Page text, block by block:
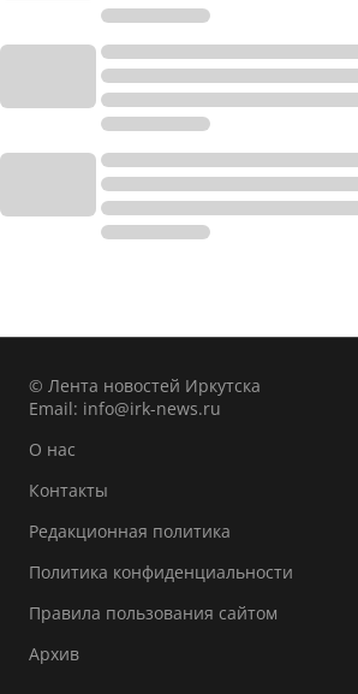
© Лента новостей Иркутска
Email: info@irk-news.ru
О нас
Контакты
Редакционная политика
Политика конфиденциальности
Правила пользования сайтом
Архив